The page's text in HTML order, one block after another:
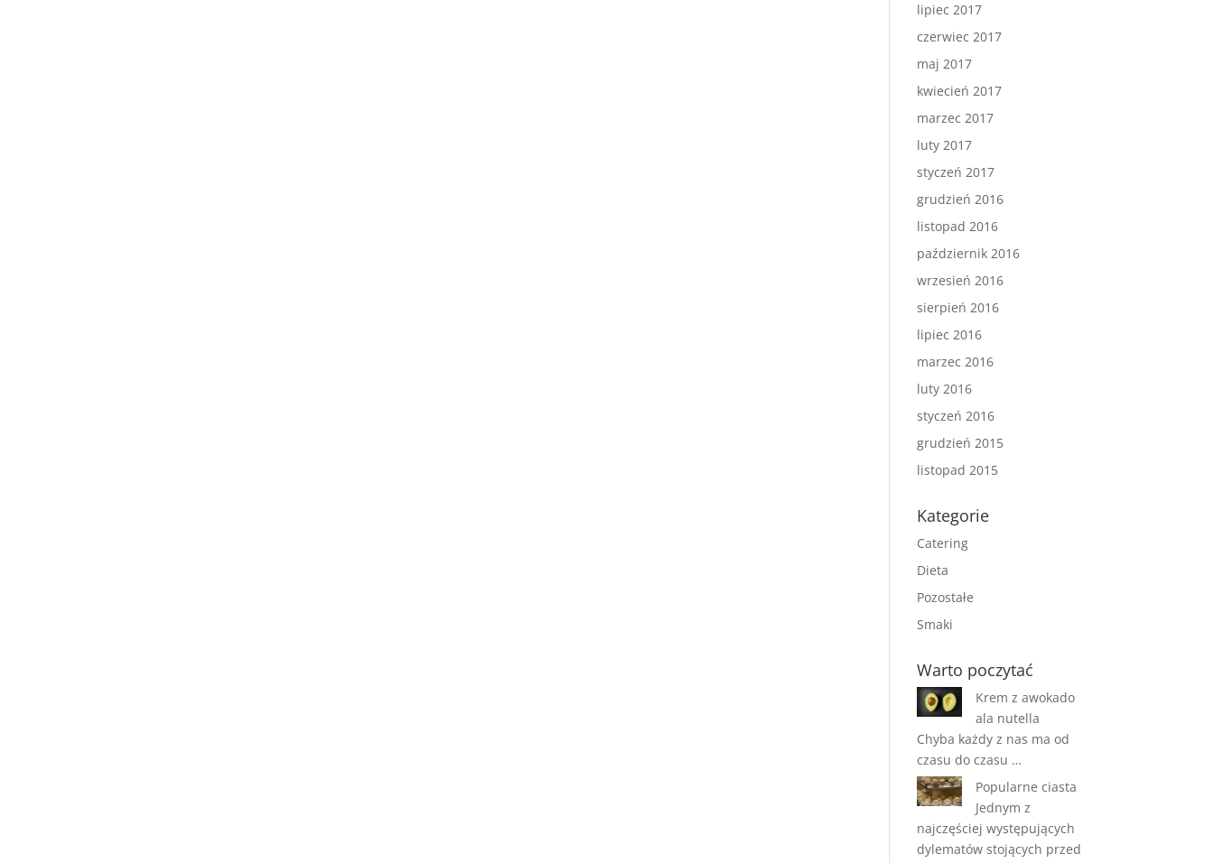
lipiec 2017
czerwiec 2017
maj 2017
kwiecień 2017
marzec 2017
luty 2017
styczeń 2017
grudzień 2016
listopad 2016
październik 2016
wrzesień 2016
sierpień 2016
lipiec 2016
marzec 2016
luty 2016
styczeń 2016
grudzień 2015
listopad 2015
Kategorie
Catering
Dieta
Pozostałe
Smaki
Warto poczytać
Krem z awokado
ala nutella
Chyba każdy z nas ma od
czasu do czasu …
Popularne ciasta
Jednym z
najczęściej występujących
dylematów stojących przed